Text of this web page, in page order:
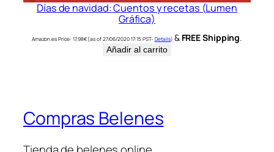
Días de navidad: Cuentos y recetas (Lumen
Gráfica)
Amazon.es Price:17,98€(as of 27/06/2020 17:15 PST- Details) & FREE Shipping.
Añadir al carrito
Compras Belenes